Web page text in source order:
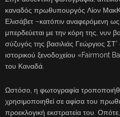
καναδός πρωθυπουργός Λίον
Ελισάβετ –κατόπιν αναφερόμενη
μπερδεύεται με την κόρη της, νυν
σύζυγός της βασιλιάς Γεώργιος
ιστορικού ξενοδοχείου «Fairmont
του Καναδά.
Ωστόσο, η φωτογραφία
χρησιμοποιηθεί σε αφίσα του
προεκλογική εκστρατεία του.